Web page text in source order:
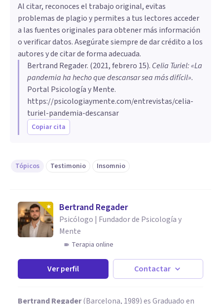
Al citar, reconoces el trabajo original, evitas
problemas de plagio y permites a tus lectores acceder
a las fuentes originales para obtener más información
o verificar datos. Asegúrate siempre de dar crédito a los
autores y de citar de forma adecuada.
Bertrand Regader. (2021, febrero 15). Celia Turiel: «La
pandemia ha hecho que descansar sea más difícil».
Portal Psicología y Mente.
https://psicologiaymente.com/entrevistas/celia-
turiel-pandemia-descansar
Copiar cita
Tópicos Testimonio Insomnio
Bertrand Regader
Psicólogo | Fundador de Psicología y
Mente
Terapia online
Ver perfil Contactar
Bertrand Regader(Barcelona, 1989) es Graduado en